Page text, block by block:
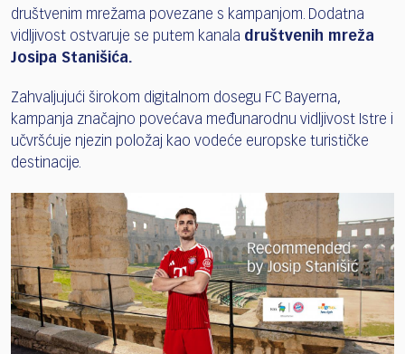
društvenim mrežama povezane s kampanjom. Dodatna
vidljivost ostvaruje se putem kanala društvenih mreža
Josipa Stanišića.
Zahvaljujući širokom digitalnom dosegu FC Bayerna,
kampanja značajno povećava međunarodnu vidljivost Istre i
učvršćuje njezin položaj kao vodeće europske turističke
destinacije.